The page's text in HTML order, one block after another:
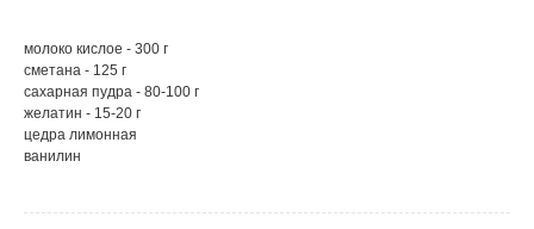
молоко кислое - 300 г
сметана - 125 г
сахарная пудра - 80-100 г
желатин - 15-20 г
цедра лимонная
ванилин